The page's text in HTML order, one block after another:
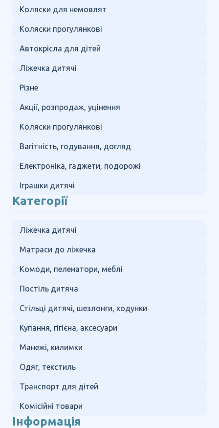
Коляски для немовлят
Коляски прогулянкові
Автокрісла для дітей
Ліжечка дитячі
Різне
Акції, розпродаж, уцінення
Коляски прогулянкові
Вагітність, годування, догляд
Електроніка, гаджети, подорожі
Іграшки дитячі
Категорії
Ліжечка дитячі
Матраси до ліжечка
Комоди, пеленатори, меблі
Постіль дитяча
Стільці дитячі, шезлонги, ходунки
Купання, гігієна, аксесуари
Манежі, килимки
Одяг, текстиль
Транспорт для дітей
Комісійні товари
Інформація